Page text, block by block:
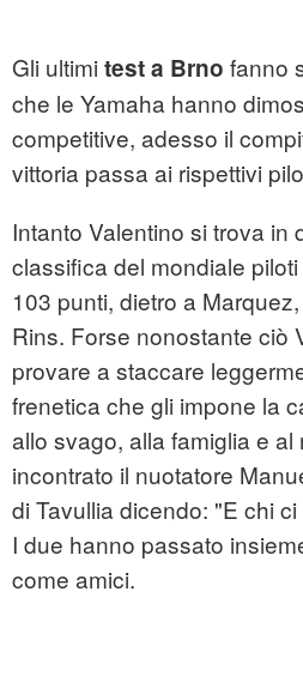
Gli ultimi test a Brno fanno
che le Yamaha hanno
competitive, adesso il
vittoria passa ai rispettivi
Intanto Valentino si trova in
classifica del mondiale
103 punti, dietro a
Rins. Forse nonostante ciò
provare a staccare
frenetica che gli impone la
allo svago, alla famiglia e al
incontrato il nuotatore
di Tavullia dicendo: "E chi
I due hanno passato
come amici.